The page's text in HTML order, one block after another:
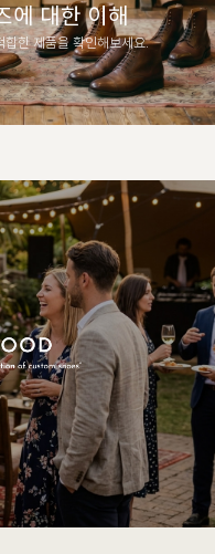
에 대한 이해
합한 제품을 확인해보세요.